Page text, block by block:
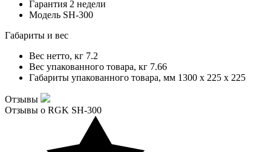
Гарантия 2 недели
Модель SH-300
Габариты и вес
Вес нетто, кг 7.2
Вес упакованного товара, кг 7.66
Габариты упакованного товара, мм 1300 x 225 x 225
Отзывы
Отзывы о RGK SH-300